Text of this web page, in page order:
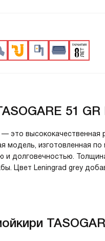
51
— это
модель, изготовленная
и долговечностью.
Цвет Leningrad grey